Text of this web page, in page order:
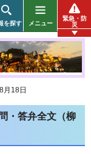
を探す メニュー
緊急・防
災
月18日
・答弁全文（柳